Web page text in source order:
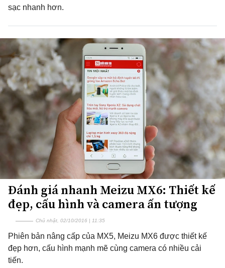
sạc nhanh hơn.
Đánh giá nhanh Meizu MX6: Thiết kế
đẹp, cấu hình và camera ấn tượng
Chủ nhật, 02/10/2016 | 11:35
Phiên bản nâng cấp của MX5, Meizu MX6 được thiết kế
đẹp hơn, cấu hình mạnh mẽ cùng camera có nhiều cải
tiến.